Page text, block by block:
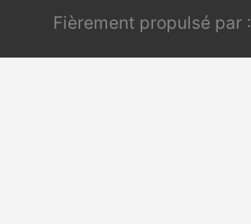
Fièrement propulsé par :